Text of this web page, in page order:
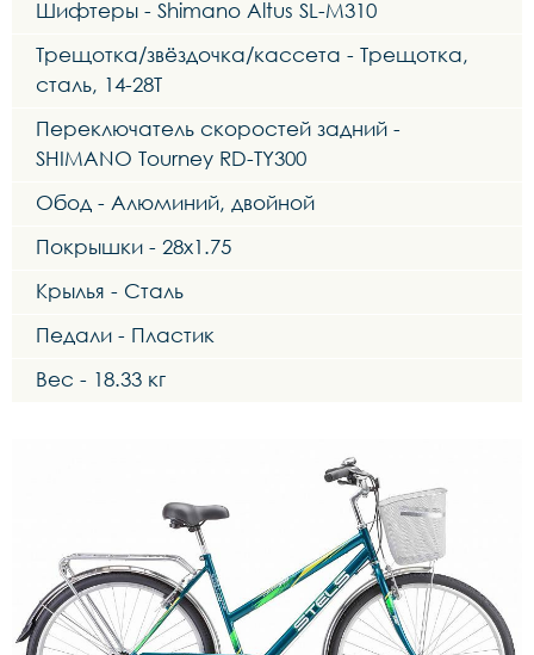
Шифтеры - Shimano Altus SL-M310
Трещотка/звёздочка/кассета - Трещотка,
сталь, 14-28Т
Переключатель скоростей задний -
SHIMANO Tourney RD-TY300
Обод - Алюминий, двойной
Покрышки - 28x1.75
Крылья - Сталь
Педали - Пластик
Вес - 18.33 кг